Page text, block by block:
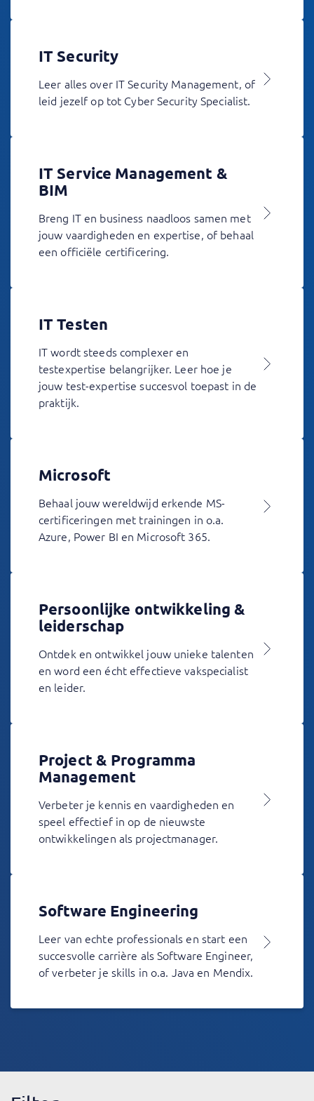
IT Security
Leer alles over IT Security Management, of
leid jezelf op tot Cyber Security Specialist.
IT Service Management &
BIM
Breng IT en business naadloos samen met
jouw vaardigheden en expertise, of behaal
een officiële certificering.
IT Testen
IT wordt steeds complexer en
testexpertise belangrijker. Leer hoe je
jouw test-expertise succesvol toepast in de
praktijk.
Microsoft
Behaal jouw wereldwijd erkende MS-
certificeringen met trainingen in o.a.
Azure, Power BI en Microsoft 365.
Persoonlijke ontwikkeling &
leiderschap
Ontdek en ontwikkel jouw unieke talenten
en word een écht effectieve vakspecialist
en leider.
Project & Programma
Management
Verbeter je kennis en vaardigheden en
speel effectief in op de nieuwste
ontwikkelingen als projectmanager.
Software Engineering
Leer van echte professionals en start een
succesvolle carrière als Software Engineer,
of verbeter je skills in o.a. Java en Mendix.